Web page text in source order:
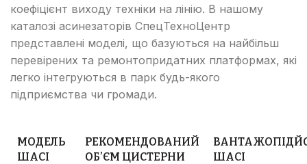
коефіцієнт виходу техніки на лінію. В нашому
каталозі асинезаторів СпецТехноЦентр
представлені моделі, що базуються на найбільш
перевірених та ремонтопридатних платформах, які
легко інтегруються в парк будь-якого
підприємства чи громади.
МОДЕЛЬ
ШАСІ
РЕКОМЕНДОВАНИЙ
ОБ’ЄМ ЦИСТЕРНИ
ШАСІ